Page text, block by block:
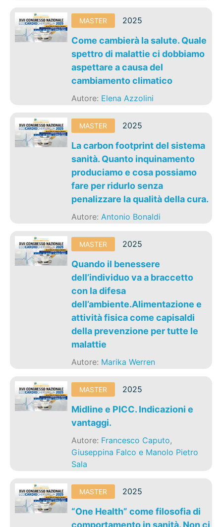
MASTER 2025
Come cambierà la salute. Quale
spettro di malattie ci dobbiamo
aspettare a causa del
cambiamento climatico
Autore: Elena Azzolini
MASTER 2025
La carbon footprint del sistema
sanità. Quanto inquinamento
produciamo e cosa possiamo
fare per ridurlo senza
penalizzare la qualità della cura.
Autore:Antonio Bonaldi
MASTER 2025
Quando il benessere
dell’individuo va a braccetto
con la difesa
dell’ambiente.Alimentazione e
attività fisica come capisaldi
della prevenzione per tutte le
malattie
Autore: Marika Werren
MASTER 2025
Midline e PICC. Indicazioni e
vantaggi.
Autore: Francesco Caputo,
Giuseppina Falco e Manolo Pietro
Sala
MASTER 2025
“One Health” come filosofia di
comportamento in sanità. Non ci